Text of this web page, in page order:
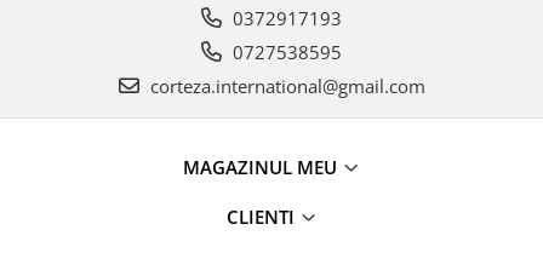
0372917193
0727538595
corteza.international@gmail.com
MAGAZINUL MEU
CLIENTI